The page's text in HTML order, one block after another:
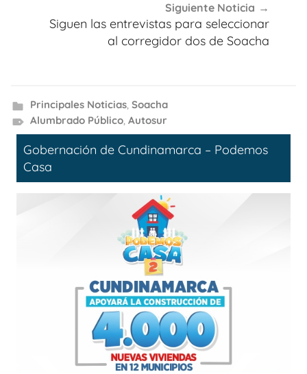
Siguiente Noticia
Siguen las entrevistas para seleccionar
al corregidor dos de Soacha
Principales Noticias, Soacha
Alumbrado Público, Autosur
Gobernación de Cundinamarca – Podemos
Casa